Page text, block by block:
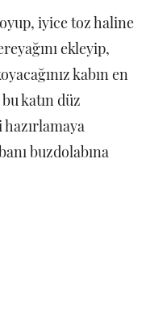
iyice toz haline
ekleyip,
kabın en
bu katın düz
buzdolabına